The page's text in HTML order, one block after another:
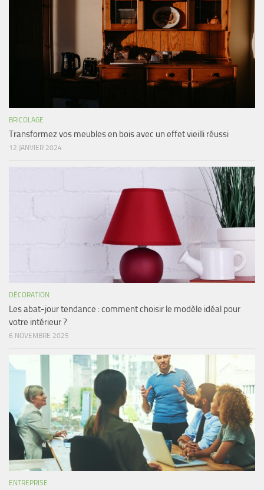
BRICOLAGE
Transformez vos meubles en bois avec un effet vieilli réussi
12 JANVIER 2024
DÉCORATION
Les abat-jour tendance : comment choisir le modèle idéal pour
votre intérieur ?
6 NOVEMBRE 2025
ENTREPRISE